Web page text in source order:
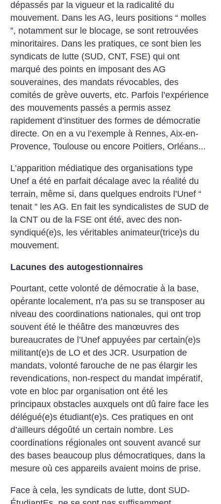
dépassés par la vigueur et la radicalité du
mouvement. Dans les AG, leurs positions “ molles
”, notamment sur le blocage, se sont retrouvées
minoritaires. Dans les pratiques, ce sont bien les
syndicats de lutte (SUD, CNT, FSE) qui ont
marqué des points en imposant des AG
souveraines, des mandats révocables, des
comités de grève ouverts, etc. Parfois l’expérience
des mouvements passés a permis assez
rapidement d’instituer des formes de démocratie
directe. On en a vu l’exemple à Rennes, Aix-en-
Provence, Toulouse ou encore Poitiers, Orléans...
L’apparition médiatique des organisations type
Unef a été en parfait décalage avec la réalité du
terrain, même si, dans quelques endroits l’Unef “
tenait ” les AG. En fait les syndicalistes de SUD de
la CNT ou de la FSE ont été, avec des non-
syndiqué(e)s, les véritables animateur(trice)s du
mouvement.
Lacunes des autogestionnaires
Pourtant, cette volonté de démocratie à la base,
opérante localement, n’a pas su se transposer au
niveau des coordinations nationales, qui ont trop
souvent été le théâtre des manœuvres des
bureaucrates de l’Unef appuyées par certain(e)s
militant(e)s de LO et des JCR. Usurpation de
mandats, volonté farouche de ne pas élargir les
revendications, non-respect du mandat impératif,
vote en bloc par organisation ont été les
principaux obstacles auxquels ont dû faire face les
délégué(e)s étudiant(e)s. Ces pratiques en ont
d’ailleurs dégoûté un certain nombre. Les
coordinations régionales ont souvent avancé sur
des bases beaucoup plus démocratiques, dans la
mesure où ces appareils avaient moins de prise.
Face à cela, les syndicats de lutte, dont SUD-